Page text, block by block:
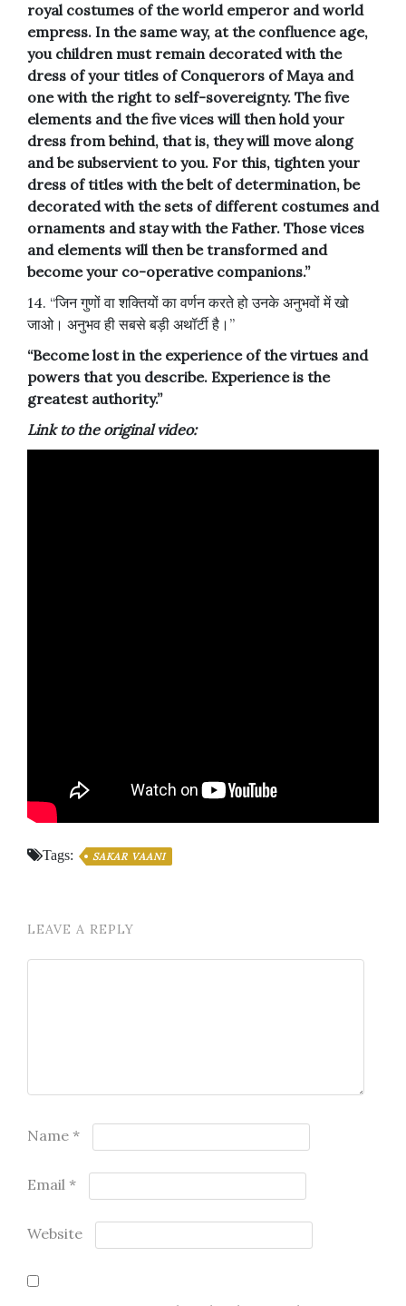
royal costumes of the world emperor and world
empress. In the same way, at the confluence age,
you children must remain decorated with the
dress of your titles of Conquerors of Maya and
one with the right to self-sovereignty. The five
elements and the five vices will then hold your
dress from behind, that is, they will move along
and be subservient to you. For this, tighten your
dress of titles with the belt of determination, be
decorated with the sets of different costumes and
ornaments and stay with the Father. Those vices
and elements will then be transformed and
become your co-operative companions.”
14. “जिन गुणों वा शक्तियों का वर्णन करते हो उनके अनुभवों में खो
जाओ। अनुभव ही सबसे बड़ी अथॉर्टी है।”
“Become lost in the experience of the virtues and
powers that you describe. Experience is the
greatest authority.”
Link to the original video:
Tags: SAKAR VAANI
LEAVE A REPLY
Name *
Email *
Website